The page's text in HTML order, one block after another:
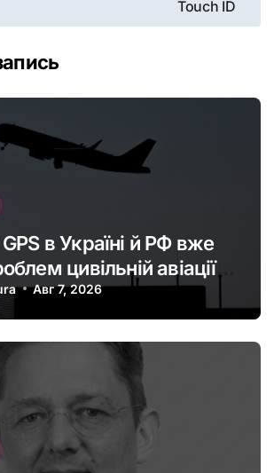
Touch ID
в Україні й РФ вже
цивільній авіації в
це небезпечно
Авг 7, 2026